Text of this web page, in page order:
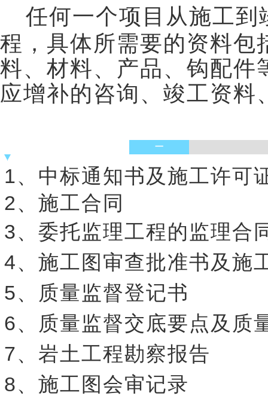
任何一个项目从施工
程，具体所需要的资料包
料、材料、产品、钩配件
应增补的咨询、竣工资
一
1、中标通知书及施工许可
2、施工合同
3、委托监理工程的监理合
4、施工图审查批准书及施
5、质量监督登记书
6、质量监督交底要点及质
7、岩土工程勘察报告
8、施工图会审记录